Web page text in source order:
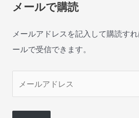
メールで購読
メールアドレスを記入して購読す
ールで受信できます。
ル